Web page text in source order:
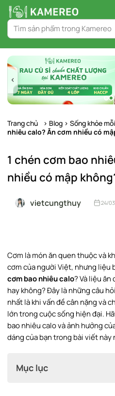
Chuyển
tới
nội
dung
Trang chủ > Blog > Sống khỏe
nhiêu calo? Ăn cơm nhiều có
1 chén cơm bao
nhiều có mập
vietcungthuy 24/
Cơm là món ăn quen thuộc và
cơm của người Việt, nhưng liệu
cơm bao nhiêu calo? Và liệu
hay không? Đây là những câu
nhất là khi vấn đề cân nặng và
lớn trong cuộc sống hiện đại.
bao nhiêu calo và ảnh hưởng
dáng của bạn trong bài viết này
Mục lục